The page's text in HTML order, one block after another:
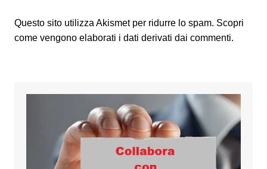
Questo sito utilizza Akismet per ridurre lo spam. Scopri
come vengono elaborati i dati derivati dai commenti.